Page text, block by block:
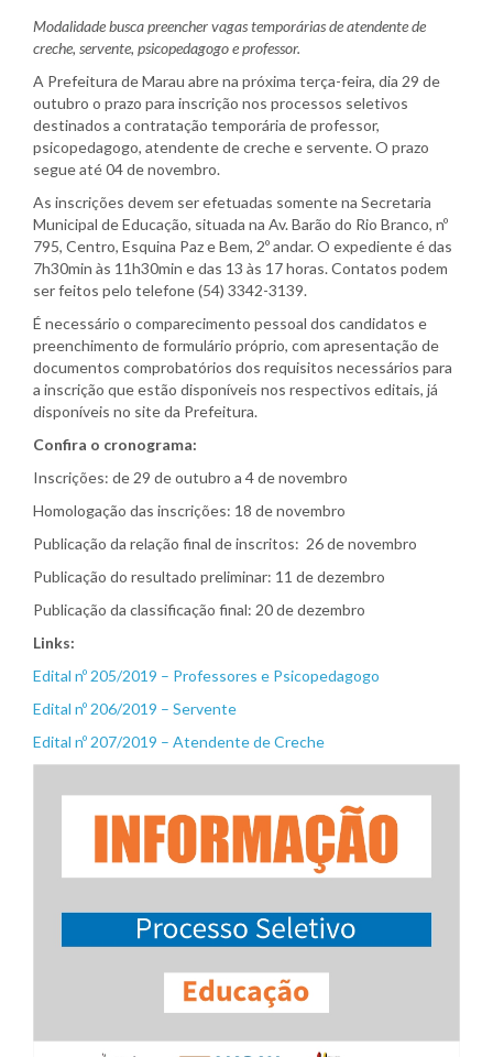
Modalidade busca preencher vagas temporárias de atendente de
creche, servente, psicopedagogo e professor.
A Prefeitura de Marau abre na próxima terça-feira, dia 29 de
outubro o prazo para inscrição nos processos seletivos
destinados a contratação temporária de professor,
psicopedagogo, atendente de creche e servente. O prazo
segue até 04 de novembro.
As inscrições devem ser efetuadas somente na Secretaria
Municipal de Educação, situada na Av. Barão do Rio Branco, nº
795, Centro, Esquina Paz e Bem, 2º andar. O expediente é das
7h30min às 11h30min e das 13 às 17 horas. Contatos podem
ser feitos pelo telefone (54) 3342-3139.
É necessário o comparecimento pessoal dos candidatos e
preenchimento de formulário próprio, com apresentação de
documentos comprobatórios dos requisitos necessários para
a inscrição que estão disponíveis nos respectivos editais, já
disponíveis no site da Prefeitura.
Confira o cronograma:
Inscrições: de 29 de outubro a 4 de novembro
Homologação das inscrições: 18 de novembro
Publicação da relação final de inscritos: 26 de novembro
Publicação do resultado preliminar: 11 de dezembro
Publicação da classificação final: 20 de dezembro
Links:
Edital nº 205/2019 – Professores e Psicopedagogo
Edital nº 206/2019 – Servente
Edital nº 207/2019 – Atendente de Creche